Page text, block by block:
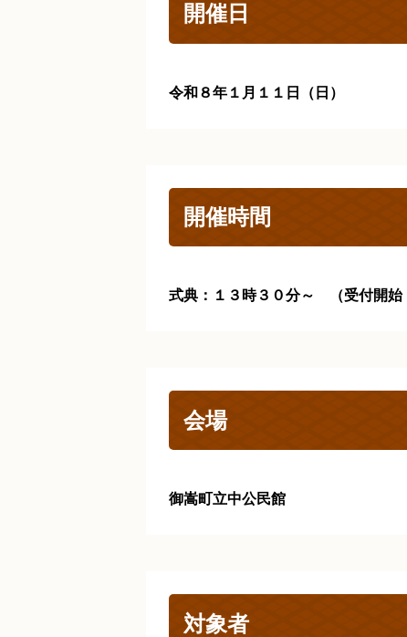
開催日
令和８年１月１１日（日）
開催時間
式典：１３時３０分～ （受付開始
会場
御嵩町立中公民館
対象者